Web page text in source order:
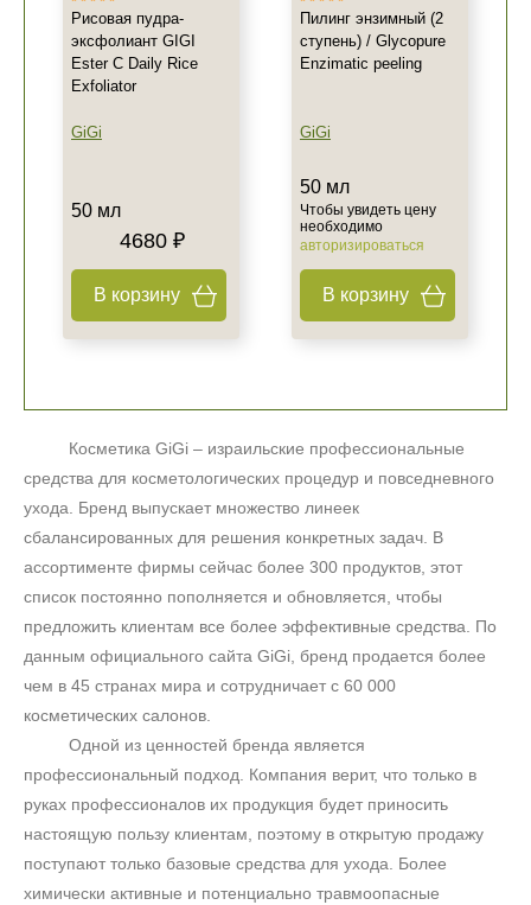
Рисовая пудра-
эксфолиант GIGI
Ester C Daily Rice
Exfoliator
GiGi
50 мл
4680 ₽
В корзину
Пилинг энзимный (2
ступень) / Glycopure
Enzimatic peeling
GiGi
50 мл
Чтобы увидеть цену
необходимо
авторизироваться
В корзину
Косметика GiGi– израильские профессиональные
средства для косметологических процедур и повседневного
ухода. Бренд выпускает множество линеек
сбалансированных для решения конкретных задач. В
ассортименте фирмы сейчас более 300 продуктов, этот
список постоянно пополняется и обновляется, чтобы
предложить клиентам все более эффективные средства. По
данным официального сайта GiGi , бренд продается более
чем в 45 странах мира и сотрудничает с 60 000
косметических салонов.
Одной из ценностей бренда является
профессиональный подход. Компания верит, что только в
руках профессионалов их продукция будет приносить
настоящую пользу клиентам, поэтому в открытую продажу
поступают только базовые средства для ухода. Более
химически активные и потенциально травмоопасные